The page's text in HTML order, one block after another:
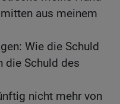
aus meinem
Wie die Schuld
die Schuld des
nicht mehr von